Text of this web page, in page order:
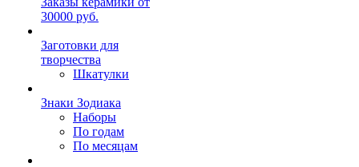
30000 руб.
Заготовки для
творчества
Шкатулки
Знаки Зодиака
Наборы
По годам
По месяцам